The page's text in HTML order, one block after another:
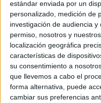
estándar enviada por un
personalizado, medición de
investigación de audiencia y
permiso, nosotros y
localización geográfica
características de
su consentimiento a
que llevemos a cabo el
forma alternativa, puede
cambiar sus preferencias